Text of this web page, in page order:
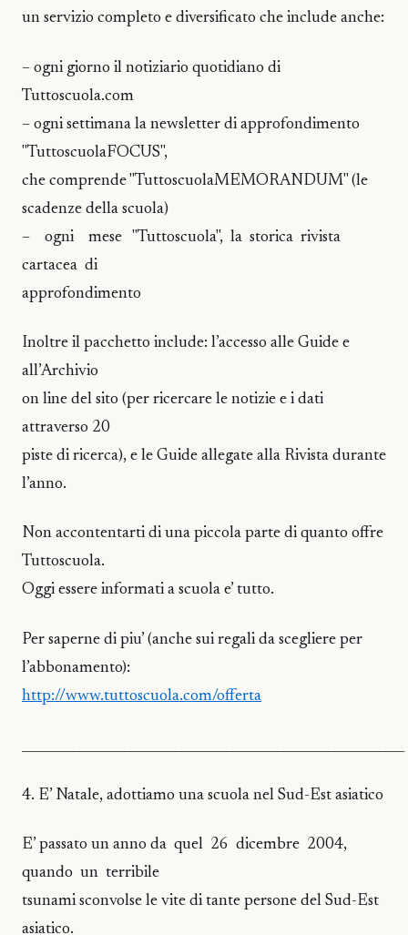
un servizio completo e diversificato che include anche:
– ogni giorno il notiziario quotidiano di
Tuttoscuola.com
– ogni settimana la newsletter di approfondimento
"TuttoscuolaFOCUS",
che comprende "TuttoscuolaMEMORANDUM" (le
scadenze della scuola)
– ogni mese "Tuttoscuola", la storica rivista
cartacea di
approfondimento
Inoltre il pacchetto include: l’accesso alle Guide e
all’Archivio
on line del sito (per ricercare le notizie e i dati
attraverso 20
piste di ricerca), e le Guide allegate alla Rivista durante
l’anno.
Non accontentarti di una piccola parte di quanto offre
Tuttoscuola.
Oggi essere informati a scuola e’ tutto.
Per saperne di piu’ (anche sui regali da scegliere per
l’abbonamento):
http://www.tuttoscuola.com/offerta
4. E’ Natale, adottiamo una scuola nel Sud-Est asiatico
E’ passato un anno da quel 26 dicembre 2004,
quando un terribile
tsunami sconvolse le vite di tante persone del Sud-Est
asiatico.